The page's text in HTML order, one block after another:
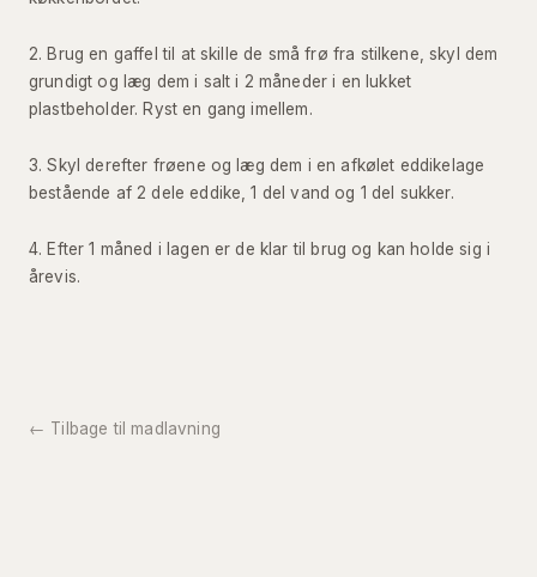
Brug en gaffel til at skille de små frø fra stilkene, skyl dem
grundigt og læg dem i salt i 2 måneder i en lukket
plastbeholder. Ryst en gang imellem.
Skyl derefter frøene og læg dem i en afkølet eddikelage
bestående af 2 dele eddike, 1 del vand og 1 del sukker.
Efter 1 måned i lagen er de klar til brug og kan holde sig i
årevis.
← Tilbage til madlavning